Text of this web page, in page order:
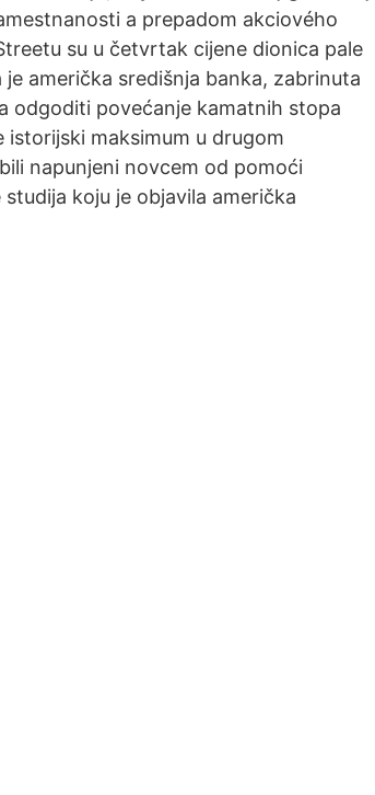
a prepadom akciového
su u četvrtak cijene dionica pale
američka središnja banka, zabrinuta
odgoditi povećanje kamatnih stopa
maksimum u drugom
napunjeni novcem od pomoći
koju je objavila američka